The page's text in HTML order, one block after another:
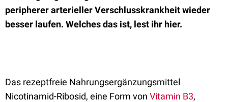
peripherer arterieller Verschlusskrankheit wieder
besser laufen. Welches das ist, lest ihr hier.
Das rezeptfreie Nahrungsergänzungsmittel
Nicotinamid-Ribosid, eine Form von Vitamin B3,